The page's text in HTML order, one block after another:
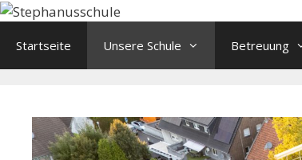
Springe
InhaltStartseite Unsere Schule Betreuung